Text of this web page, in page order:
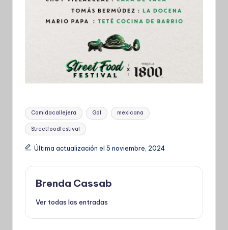
Etiquetas:
Comidacallejera Gdl mexicana
Streetfoodfestival
Última actualización el 5 noviembre, 2024
Brenda Cassab
Ver todas las entradas